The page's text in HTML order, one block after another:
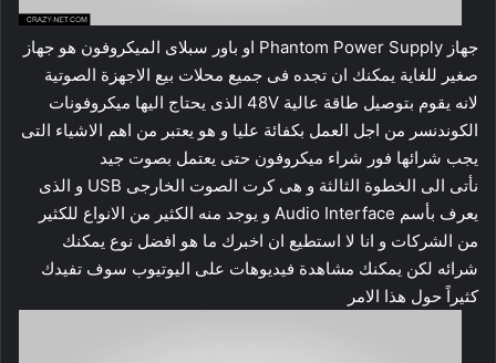
جهاز Phantom Power Supply او باور سبلاى الميكروفون هو جهاز
صغير للغاية يمكنك ان تجده فى جميع محلات بيع الاجهزة الصوتية
لانه يقوم بتوصيل طاقة عالية 48V الذى يحتاج اليها ميكروفونات
الكوندنسر من اجل العمل بكفائة عليا و هو يعتبر من اهم الاشياء التى
يجب شرائها فور شراء ميكروفون حتى يعتمل بصوت جيد
نأتى الى الخطوة الثالثة و هى كرت الصوت الخارجى USB و الذى
يعرف بأسم Audio Interface و يوجد منه الكثير من الانواع للكثير
من الشركات و انا لا استطيع ان اخبرك ما هو افضل نوع يمكنك
شرائه لكن يمكنك مشاهدة فيديوهات على اليوتيوب سوف تفيدك
كثيراً حول هذا الامر